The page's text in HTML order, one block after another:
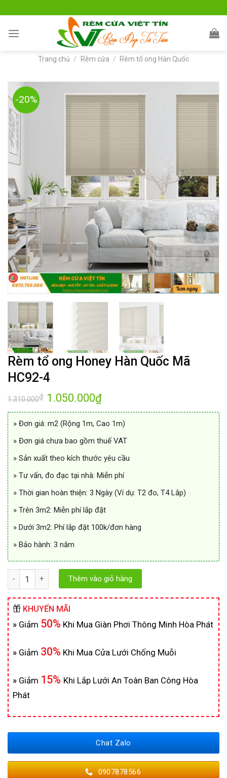
to
content
Trang chủ / Rèm cửa / Rèm tổ ong Hàn Quốc
-20%
Rèm tổ ong Honey Hàn Quốc Mã
HC92-4
1.310.000₫ Giá
gốc
1.050.000₫Giá
1.050.000₫.
» Đơn giá: m2 (Rộng 1m, Cao 1m)
» Đơn giá chưa bao gồm thuế VAT
» Sản xuất theo kích thước yêu cầu
» Tư vấn, đo đạc tại nhà: Miễn phí
» Thời gian hoàn thiện: 3 Ngày (Ví dụ: T2 đo, T4 Lắp)
» Trên 3m2: Miễn phí lắp đặt
» Dưới 3m2: Phí lắp đặt 100k/đơn hàng
» Bảo hành: 3 năm
Số lượng Thêm vào giỏ hàng
KHUYẾN MÃI
» Giảm 50% Khi Mua Giàn Phơi Thông Minh Hòa Phát
» Giảm 30% Khi Mua Cửa Lưới Chống Muỗi
» Giảm 15% Khi Lắp Lưới An Toàn Ban Công Hòa
Phát
Chat Zalo
0907878566